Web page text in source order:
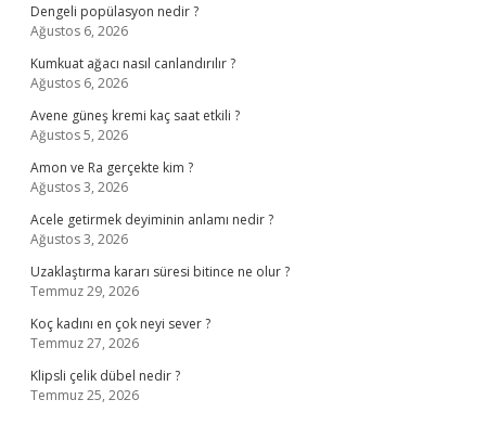
Dengeli popülasyon nedir ?
Ağustos 6, 2026
Kumkuat ağacı nasıl canlandırılır ?
Ağustos 6, 2026
Avene güneş kremi kaç saat etkili ?
Ağustos 5, 2026
Amon ve Ra gerçekte kim ?
Ağustos 3, 2026
Acele getirmek deyiminin anlamı nedir ?
Ağustos 3, 2026
Uzaklaştırma kararı süresi bitince ne olur ?
Temmuz 29, 2026
Koç kadını en çok neyi sever ?
Temmuz 27, 2026
Klipsli çelik dübel nedir ?
Temmuz 25, 2026